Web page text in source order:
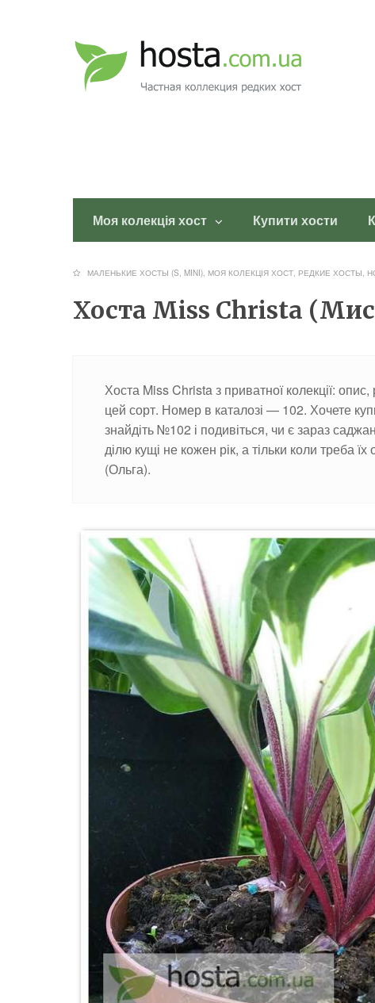
Моя колекція хост Купити хости
МАЛЕНЬКИЕ ХОСТЫ (S, MINI), МОЯ КОЛЕКЦІЯ ХОСТ, РЕДКИЕ ХОСТЫ,
Хоста Miss Christa
Хоста Miss Christa з приватної колекції:
цей сорт. Номер в каталозі — 102. Хочете
знайдіть №102 і подивіться, чи є зараз
ділю кущі не кожен рік, а тільки коли треба
(Ольга).